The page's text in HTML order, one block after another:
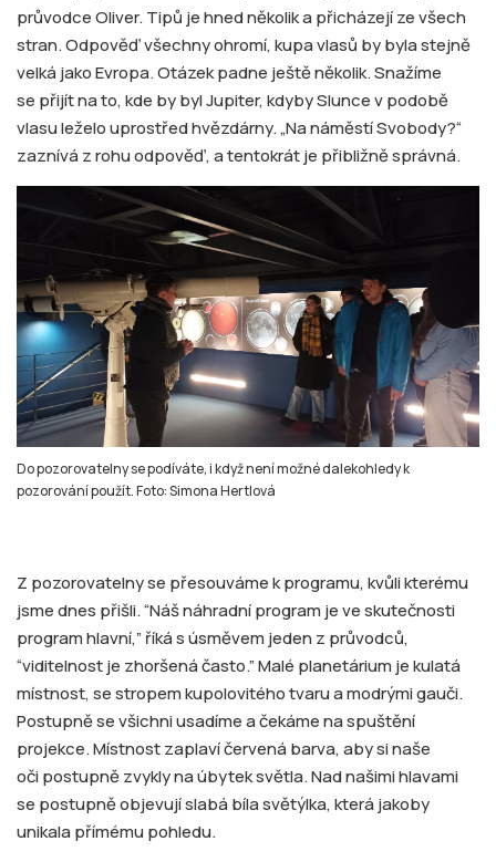
průvodce Oliver. Tipů je hned několik a přicházejí ze všech
stran. Odpověď všechny ohromí, kupa vlasů by byla stejně
velká jako Evropa. Otázek padne ještě několik. Snažíme
se přijít na to, kde by byl Jupiter, kdyby Slunce v podobě
vlasu leželo uprostřed hvězdárny. „Na náměstí Svobody?“
zaznívá z rohu odpověď, a tentokrát je přibližně správná.
Do pozorovatelny se podíváte, i když není možné dalekohledy k
pozorování použít. Foto: Simona Hertlová
Z pozorovatelny se přesouváme k programu, kvůli kterému
jsme dnes přišli. “Náš náhradní program je ve skutečnosti
program hlavní,” říká s úsměvem jeden z průvodců,
“viditelnost je zhoršená často.” Malé planetárium je kulatá
místnost, se stropem kupolovitého tvaru a modrými gauči.
Postupně se všichni usadíme a čekáme na spuštění
projekce. Místnost zaplaví červená barva, aby si naše
oči postupně zvykly na úbytek světla. Nad našimi hlavami
se postupně objevují slabá bíla světýlka, která jakoby
unikala přímému pohledu.